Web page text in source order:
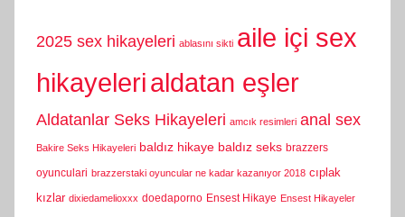
2025 sex hikayeleri ablasını sikti aile içi sex
hikayelerialdatan eşler
Aldatanlar Seks Hikayeleri amcık resimleri anal sex
Bakire Seks Hikayeleri baldız hikaye baldız seks brazzers
oyunculari brazzerstaki oyuncular ne kadar kazanıyor 2018 cıplak
kızlar dixiedamelioxxx doedaporno Ensest Hikaye Ensest Hikayeler